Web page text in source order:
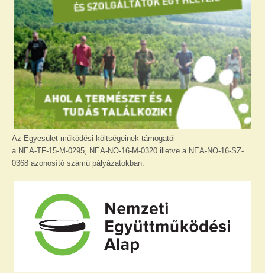
Az Egyesület működési költségeinek támogatói
a NEA-TF-15-M-0295, NEA-NO-16-M-0320 illetve a NEA-NO-16-SZ-
0368 azonosító számú pályázatokban: